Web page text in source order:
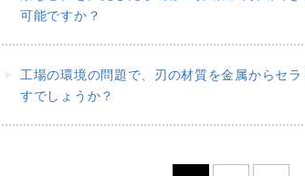
可能ですか？
工場の環境の問題で、刃の材質を金属からセ
すでしょうか？